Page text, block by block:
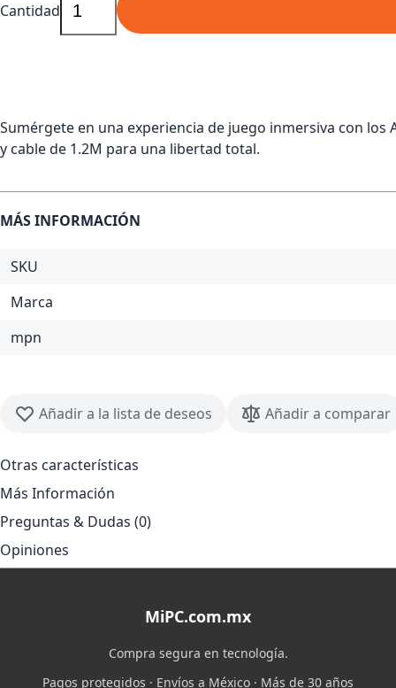
Cantidad
Sumérgete en una experiencia de juego inmersiva con los
y cable de 1.2M para una libertad total.
MÁS INFORMACIÓN
SKU
Marca
mpn
Añadir a la lista de deseos Añadir a comparar
Otras características
Más Información
Preguntas & Dudas (0)
Opiniones
MiPC.com.mx
Compra segura en tecnología.
Pagos protegidos · Envíos a México · Más de 30 años